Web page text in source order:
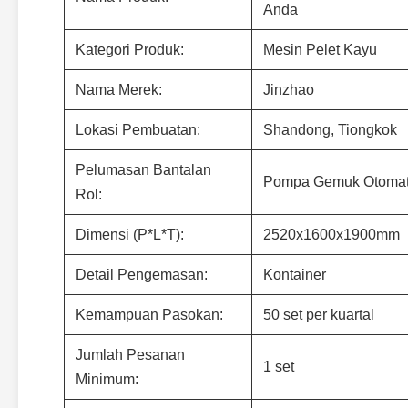
Anda
Kategori Produk: Mesin Pelet Kayu
Nama Merek: Jinzhao
Lokasi Pembuatan: Shandong, Tiongkok
Pelumasan Bantalan
Rol:
Pompa Gemuk
Dimensi (P*L*T): 2520x1600x1900mm
Detail Pengemasan: Kontainer
Kemampuan Pasokan: 50 set per kuartal
Jumlah Pesanan
Minimum:
1 set